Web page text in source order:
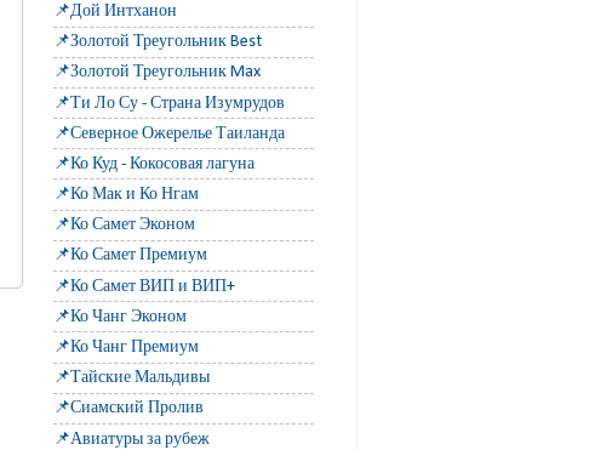
📌Дой Интханон
📌Золотой Треугольник Best
📌Золотой Треугольник Max
📌Ти Ло Су - Страна Изумрудов
📌Северное Ожерелье Таиланда
📌Ко Куд - Кокосовая лагуна
📌Ко Мак и Ко Нгам
📌Ко Самет Эконом
📌Ко Самет Премиум
📌Ко Самет ВИП и ВИП+
📌Ко Чанг Эконом
📌Ко Чанг Премиум
📌Тайские Мальдивы
📌Сиамский Пролив
📌Авиатуры за рубеж